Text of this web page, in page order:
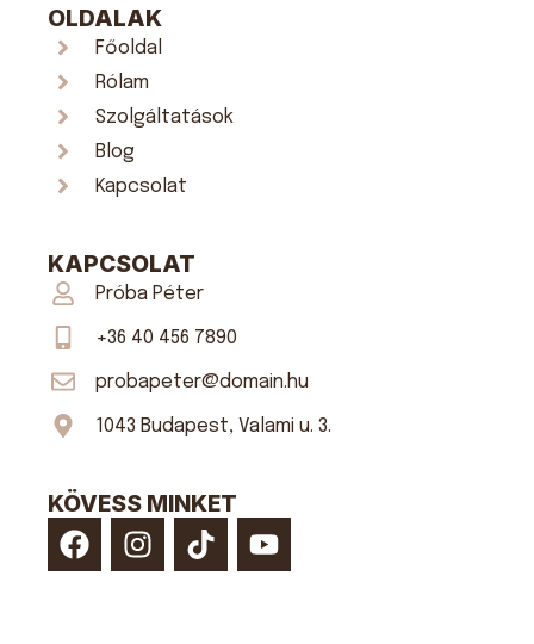
OLDALAK
Főoldal
Rólam
Szolgáltatások
Blog
Kapcsolat
KAPCSOLAT
Próba Péter
+36 40 456 7890
probapeter@domain.hu
1043 Budapest, Valami u. 3.
KÖVESS MINKET